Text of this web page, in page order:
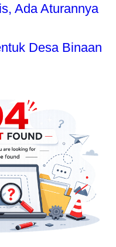
Ada Aturannya
Desa Binaan